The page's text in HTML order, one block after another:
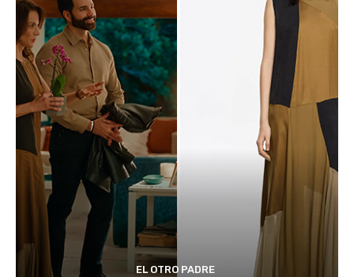
EL OTRO PADRE